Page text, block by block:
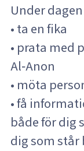
Under
• ta en fika
• prata med
Al‑Anon
• möta
• få
både för dig
dig som